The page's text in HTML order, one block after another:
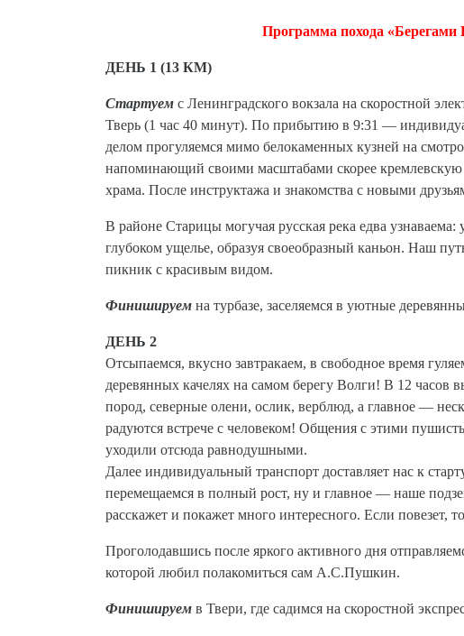
Программа похода «Берегами
ДЕНЬ 1 (13 КМ)
Стартуем с Ленинградского вокзала на скоростной
Тверь (1 час 40 минут). По прибытию в 9:31 —
делом прогуляемся мимо белокаменных кузней на
напоминающий своими масштабами скорее кремлевскую
храма. После инструктажа и знакомства с новыми
В районе Старицы могучая русская река едва
глубоком ущелье, образуя своеобразный каньон. Наш
пикник с красивым видом.
Финишируем на турбазе, заселяемся в уютные
ДЕНЬ 2
Отсыпаемся, вкусно завтракаем, в свободное время
деревянных качелях на самом берегу Волги! В 12 часов
пород, северные олени, ослик, верблюд, а главное —
радуются встрече с человеком! Общения с этими
уходили отсюда равнодушными.
Далее индивидуальный транспорт доставляет нас к
перемещаемся в полный рост, ну и главное — наше
расскажет и покажет много интересного. Если
Проголодавшись после яркого активного дня
которой любил полакомиться сам А.С.Пушкин.
Финишируем в Твери, где садимся на скоростной